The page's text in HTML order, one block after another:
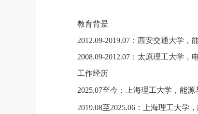
教育背景
2012.09-2019.07：西安交通大学，
2008.09-2012.07：太原理工大学，
工作经历
2025.07至今：上海理工大学，能
2019.08至2025.06：上海理工大学